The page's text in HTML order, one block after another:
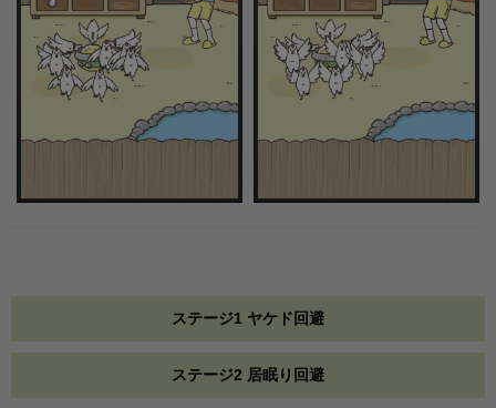
ステージ1 ヤケド回避
ステージ2 居眠り回避